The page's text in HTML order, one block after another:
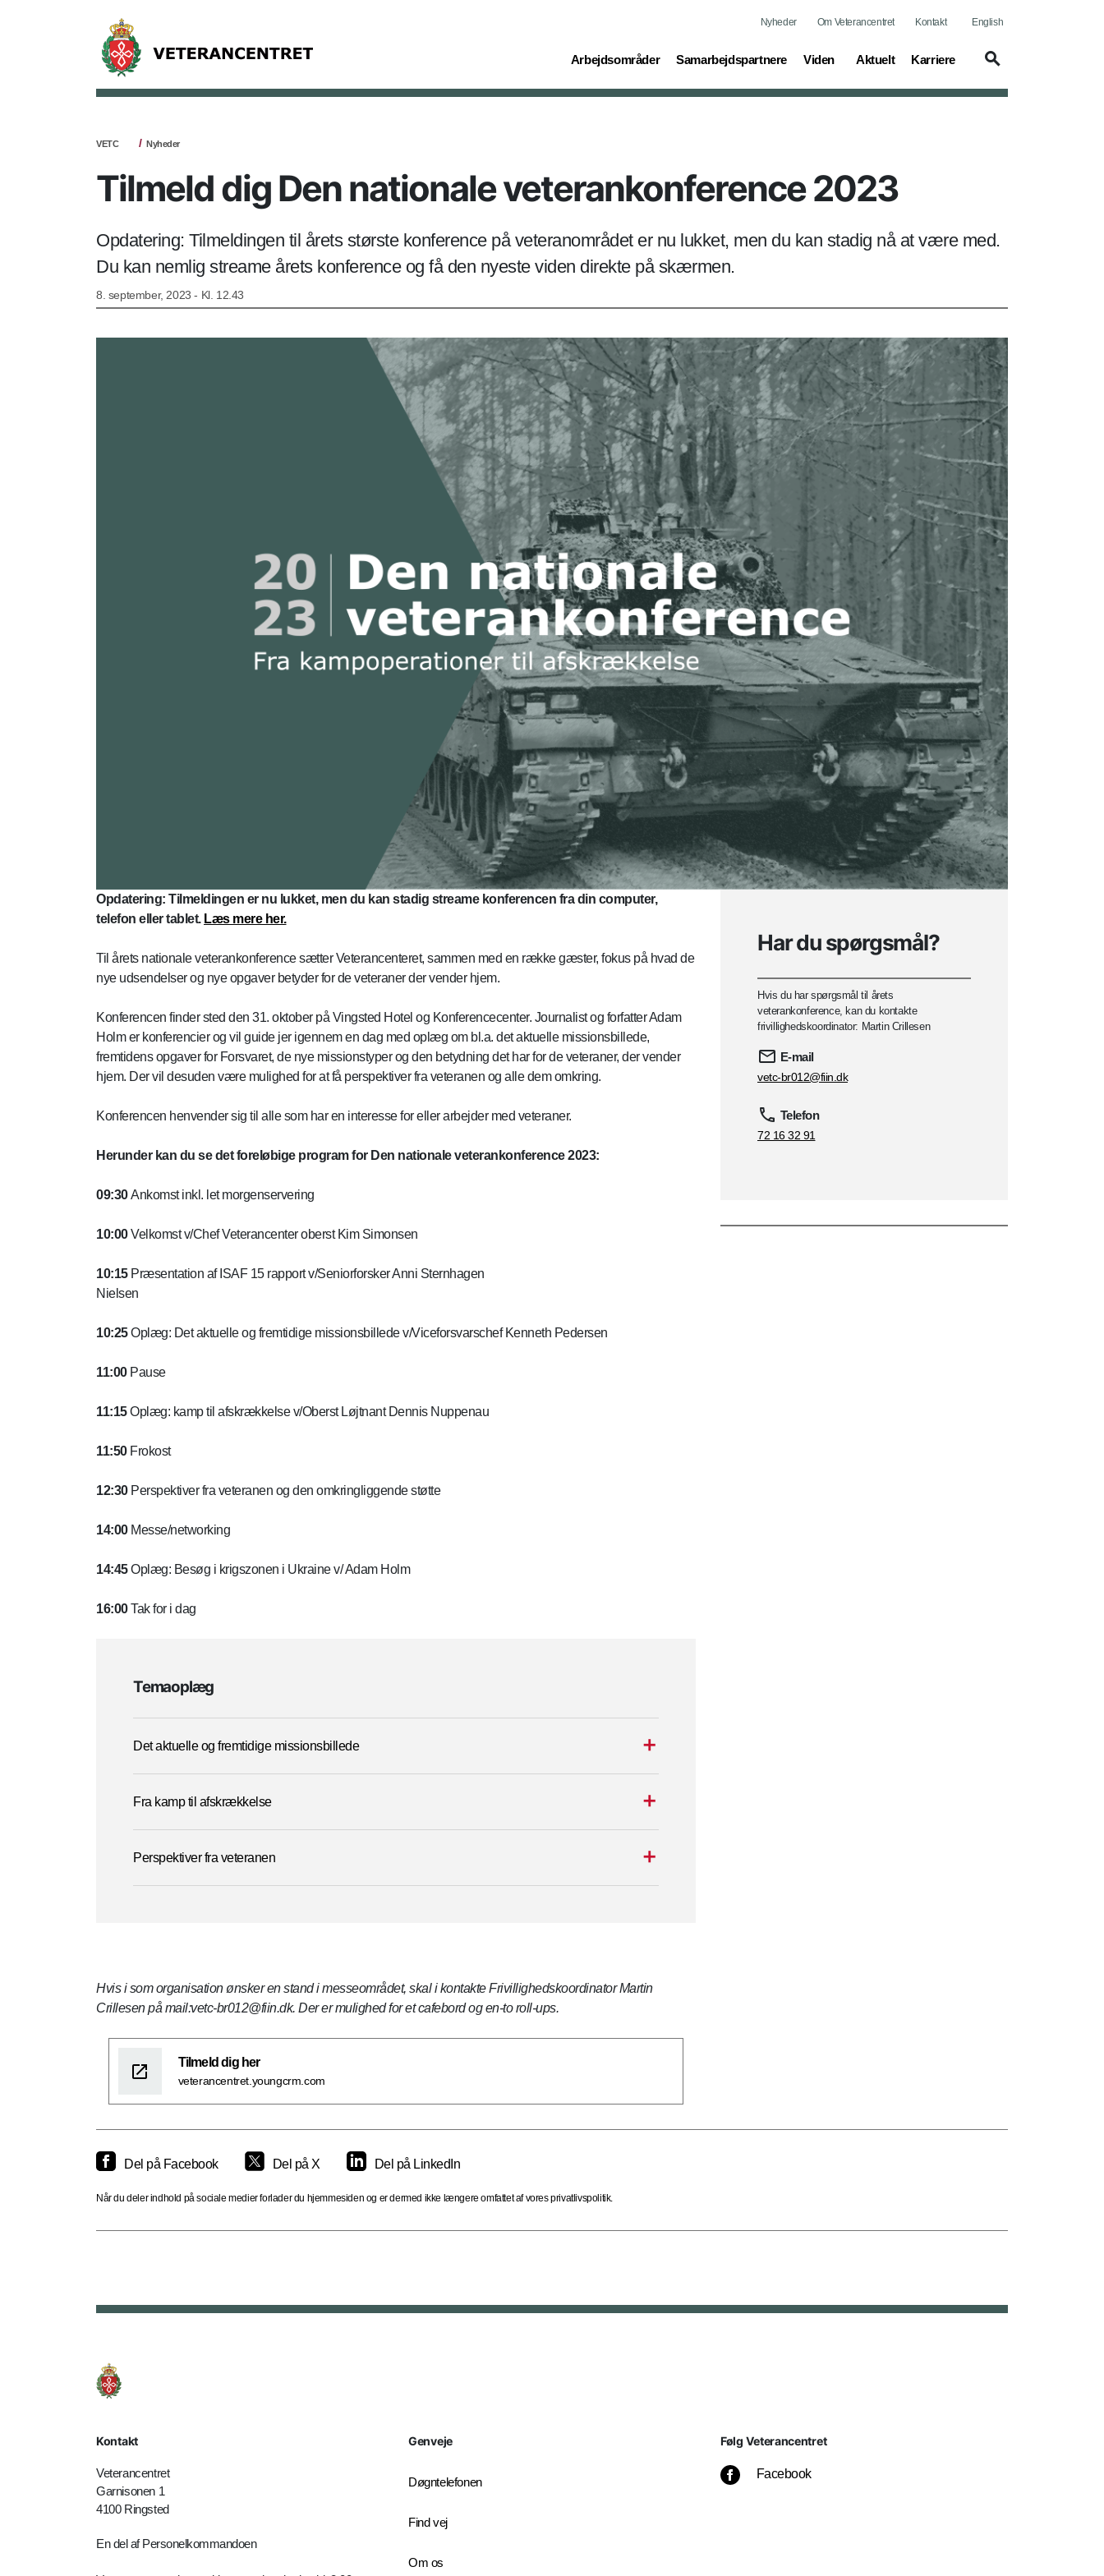
Nyheder Om Veterancentret Kontakt English
Arbejdsområder
(current) Samarbejdspartnere
(current) Viden
(current) Aktuelt
(current) Karriere
(current)
VETC Nyheder
Tilmeld dig Den nationale veterankonference 2023
Opdatering: Tilmeldingen til årets største konference på veteranområdet er nu lukket, men du kan stadig nå at være med.
Du kan nemlig streame årets konference og få den nyeste viden direkte på skærmen.
8. september, 2023 - Kl. 12.43
Opdatering: Tilmeldingen er nu lukket, men du kan stadig streame konferencen fra din computer,
telefon eller tablet. Læs mere her.
Til årets nationale veterankonference sætter Veterancenteret, sammen med en række gæster, fokus på hvad de
nye udsendelser og nye opgaver betyder for de veteraner der vender hjem.
Konferencen finder sted den 31. oktober på Vingsted Hotel og Konferencecenter. Journalist og forfatter Adam
Holm er konferencier og vil guide jer igennem en dag med oplæg om bl.a. det aktuelle missionsbillede,
fremtidens opgaver for Forsvaret, de nye missionstyper og den betydning det har for de veteraner, der vender
hjem. Der vil desuden være mulighed for at få perspektiver fra veteranen og alle dem omkring.
Konferencen henvender sig til alle som har en interesse for eller arbejder med veteraner.
Herunder kan du se det foreløbige program for Den nationale veterankonference 2023:
09:30Ankomst inkl. let morgenservering
10:00Velkomst v/Chef Veterancenter oberst Kim Simonsen
10:15Præsentation af ISAF 15 rapport v/Seniorforsker Anni Sternhagen
Nielsen
10:25Oplæg: Det aktuelle og fremtidige missionsbillede v/Viceforsvarschef Kenneth Pedersen
11:00Pause
11:15Oplæg: kamp til afskrækkelse v/Oberst Løjtnant Dennis Nuppenau
11:50Frokost
12:30Perspektiver fra veteranen og den omkringliggende støtte
14:00Messe/networking
14:45Oplæg: Besøg i krigszonen i Ukraine v/ Adam Holm
16:00Tak for i dag
Temaoplæg
Det aktuelle og fremtidige missionsbillede
Fra kamp til afskrækkelse
Perspektiver fra veteranen
Hvis i som organisation ønsker en stand i messeområdet, skal i kontakte Frivillighedskoordinator Martin
Crillesen på mail:vetc-br012@fiin.dk. Der er mulighed for et cafebord og en-to roll-ups.
Tilmeld dig her
veterancentret.youngcrm.com
Har du spørgsmål?
Hvis du har spørgsmål til årets
veterankonference, kan du kontakte
frivillighedskoordinator: Martin Crillesen
E-mail
vetc-br012@fiin.dk
Telefon
72 16 32 91
Del på Facebook Del på X Del på LinkedIn
Når du deler indhold på sociale medier forlader du hjemmesiden og er dermed ikke længere omfattet af vores privatlivspolitik.
Kontakt
Veterancentret
Garnisonen 1
4100 Ringsted
En del af Personelkommandoen
Genveje
Døgntelefonen
Find vej
Om os
Følg Veterancentret
Facebook